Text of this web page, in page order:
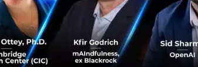
นใหญ่มักจะง่วง และมีอาการเพลีย รู้สึกหิว
นกันแน่) ปวดกล้ามเนื้อข้างที่ฉีด และที่สำคัญ